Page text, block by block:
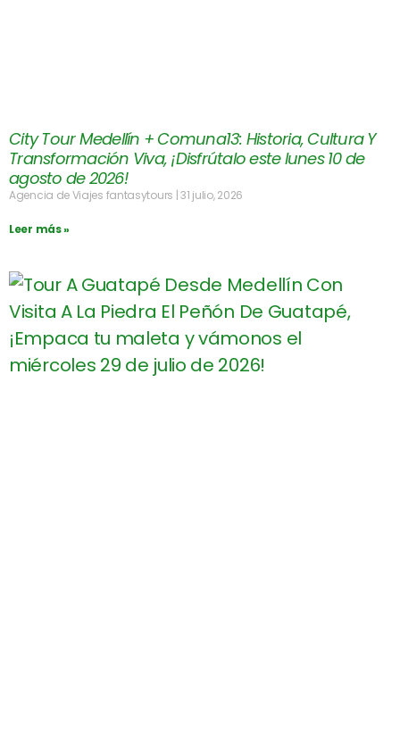
City Tour Medellín + Comuna13: Historia, Cultura Y
Transformación Viva, ¡Disfrútalo este lunes 10 de
agosto de 2026!
Agencia de Viajes fantasytours 31 julio, 2026
Leer más »